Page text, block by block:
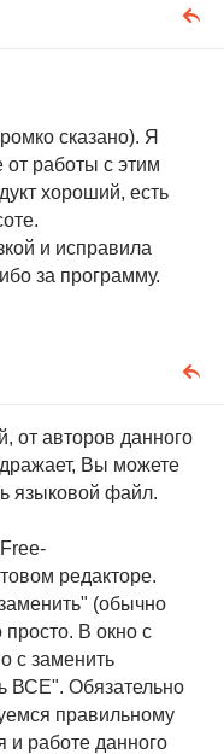
сказано). Я
от работы с этим
хороший, есть
и исправила
за программу.
от авторов данного
Вы можете
языковой файл.
редакторе.
(обычно
В окно с
с заменить
ВСЕ". Обязательно
правильному
и работе данного